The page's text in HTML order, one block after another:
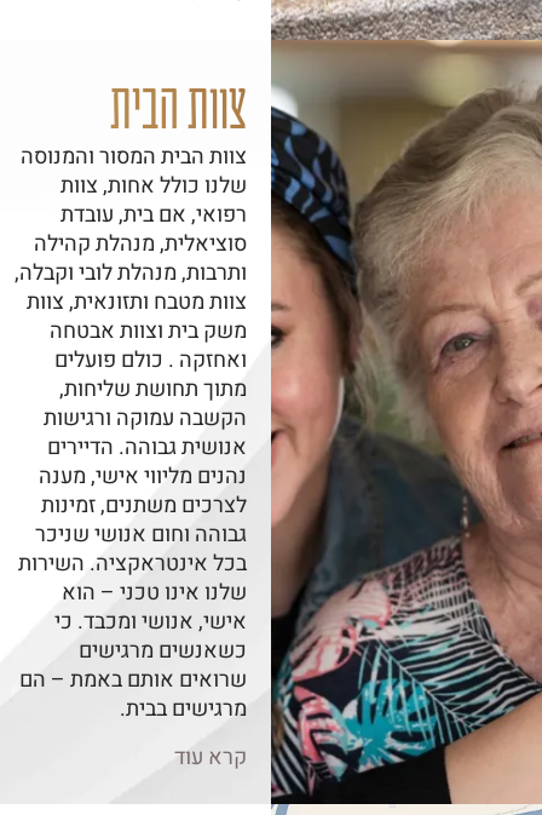
צוות הבית
צוות הבית המסור והמנוסה
שלנו כולל אחות, צוות
רפואי, אם בית, עובדת
סוציאלית, מנהלת קהילה
ותרבות, מנהלת לובי וקבלה,
צוות מטבח ותזונאית, צוות
משק בית וצוות אבטחה
ואחזקה . כולם פועלים
מתוך תחושת שליחות,
הקשבה עמוקה ורגישות
אנושית גבוהה. הדיירים
נהנים מליווי אישי, מענה
לצרכים משתנים, זמינות
גבוהה וחום אנושי שניכר
בכל אינטראקציה. השירות
שלנו אינו טכני – הוא
אישי, אנושי ומכבד. כי
כשאנשים מרגישים
שרואים אותם באמת – הם
מרגישים בבית.
קרא עוד